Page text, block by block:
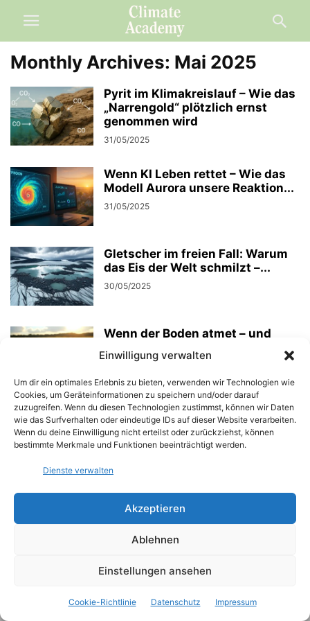
Einwilligung verwalten
Um dir ein optimales Erlebnis zu bieten, verwenden wir Technologien wie
Cookies, um Geräteinformationen zu speichern und/oder darauf
zuzugreifen. Wenn du diesen Technologien zustimmst, können wir Daten
wie das Surfverhalten oder eindeutige IDs auf dieser Website verarbeiten.
Wenn du deine Einwilligung nicht erteilst oder zurückziehst, können
bestimmte Merkmale und Funktionen beeinträchtigt werden.
Dienste verwalten
Akzeptieren
Ablehnen
Einstellungen ansehen
Cookie-Richtlinie Datenschutz Impressum
Monthly Archives: Mai 2025
Pyrit im Klimakreislauf – Wie das
„Narrengold“ plötzlich ernst
genommen wird
31/05/2025
Wenn KI Leben rettet – Wie das
Modell Aurora unsere Reaktion...
31/05/2025
Gletscher im freien Fall: Warum
das Eis der Welt schmilzt –...
30/05/2025
Wenn der Boden atmet – und
plötzlich mehr CO₂ freisetzt,
als...
30/05/2025
Gefiederte Gene auf
Wanderschaft – Warum Zugvögel
für ihre Vielfalt fliegen...
2 3